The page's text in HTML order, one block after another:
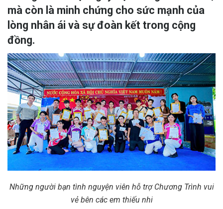
mà còn là minh chứng cho sức mạnh của
lòng nhân ái và sự đoàn kết trong cộng
đồng.
Những người bạn tình nguyện viên hỗ trợ Chương Trình vui
vẻ bên các em thiếu nhi